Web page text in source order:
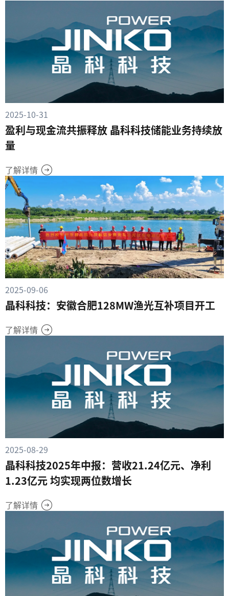
2025-10-31
盈利与现金流共振释放 晶科科技储能业务持续放
量
了解详情
2025-09-06
晶科科技：安徽合肥128MW渔光互补项目开工
了解详情
2025-08-29
晶科科技2025年中报：营收21.24亿元、净利
1.23亿元 均实现两位数增长
了解详情